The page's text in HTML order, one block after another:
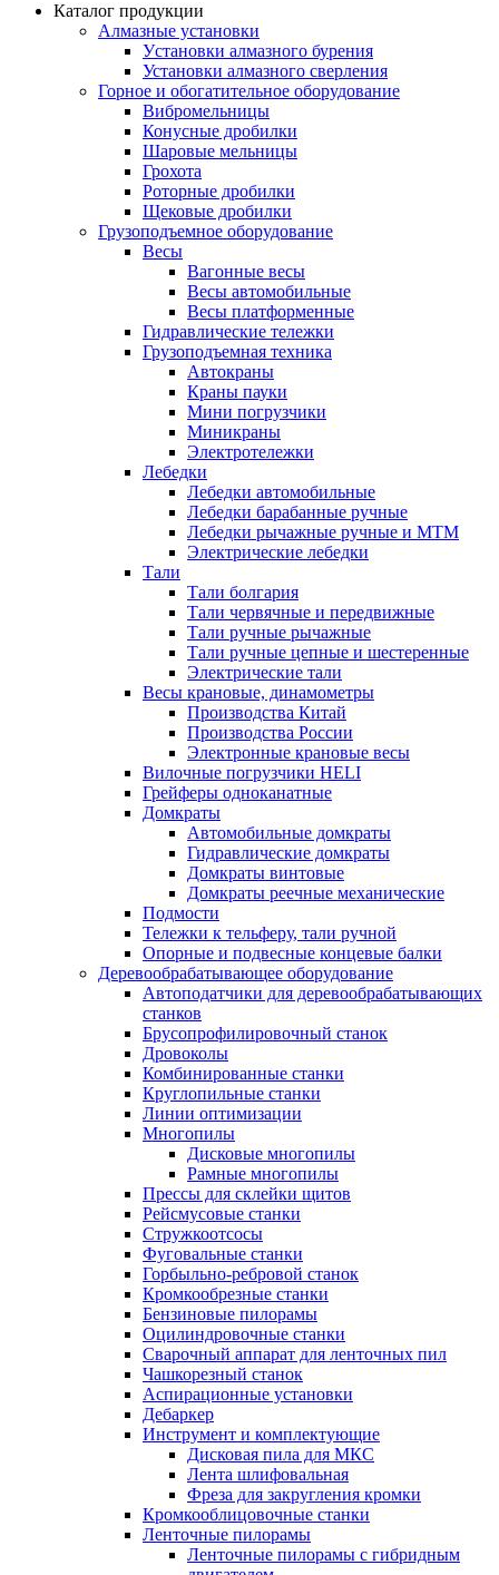
Каталог продукции
Алмазные установки
Уcтановки алмазного бурения
Установки алмазного сверления
Горное и обогатительное оборудование
Вибромельницы
Конусные дробилки
Шаровые мельницы
Грохота
Роторные дробилки
Щековые дробилки
Грузоподъемное оборудование
Весы
Вагонные весы
Весы автомобильные
Весы платформенные
Гидравлические тележки
Грузоподъемная техника
Автокраны
Краны пауки
Мини погрузчики
Миникраны
Электротележки
Лебедки
Лебедки автомобильные
Лебедки барабанные ручные
Лебедки рычажные ручные и МТМ
Электрические лебедки
Тали
Тали болгария
Тали червячные и передвижные
Тали ручные рычажные
Тали ручные цепные и шестеренные
Электрические тали
Весы крановые, динамометры
Производства Китай
Производства России
Электронные крановые весы
Вилочные погрузчики HELI
Грейферы одноканатные
Домкраты
Автомобильные домкраты
Гидравлические домкраты
Домкраты винтовые
Домкраты реечные механические
Подмости
Тележки к тельферу, тали ручной
Опорные и подвесные концевые балки
Деревообрабатывающее оборудование
Автоподатчики для деревообрабатывающих
станков
Брусопрофилировочный станок
Дровоколы
Комбинированные станки
Круглопильные станки
Линии оптимизации
Многопилы
Дисковые многопилы
Рамные многопилы
Прессы для склейки щитов
Рейсмусовые станки
Стружкоотсосы
Фуговальные станки
Горбыльно-ребровой станок
Кромкообрезные станки
Бензиновые пилорамы
Оцилиндровочные станки
Сварочный аппарат для ленточных пил
Чашкорезный станок
Аспирационные установки
Дебаркер
Инструмент и комплектующие
Дисковая пила для МКС
Лента шлифовальная
Фреза для закругления кромки
Кромкооблицовочные станки
Ленточные пилорамы
Ленточные пилорамы с гибридным